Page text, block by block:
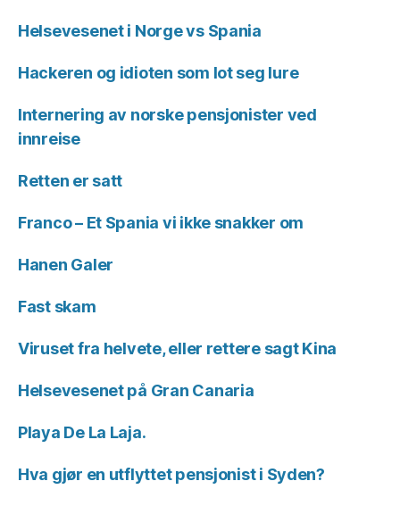
Helsevesenet i Norge vs Spania
Hackeren og idioten som lot seg lure
Internering av norske pensjonister ved
innreise
Retten er satt
Franco – Et Spania vi ikke snakker om
Hanen Galer
Fast skam
Viruset fra helvete, eller rettere sagt Kina
Helsevesenet på Gran Canaria
Playa De La Laja.
Hva gjør en utflyttet pensjonist i Syden?